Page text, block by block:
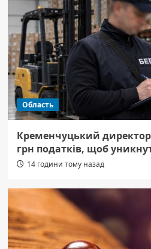
Область
Кременчуцький
грн податків, щоб
14 години тому назад